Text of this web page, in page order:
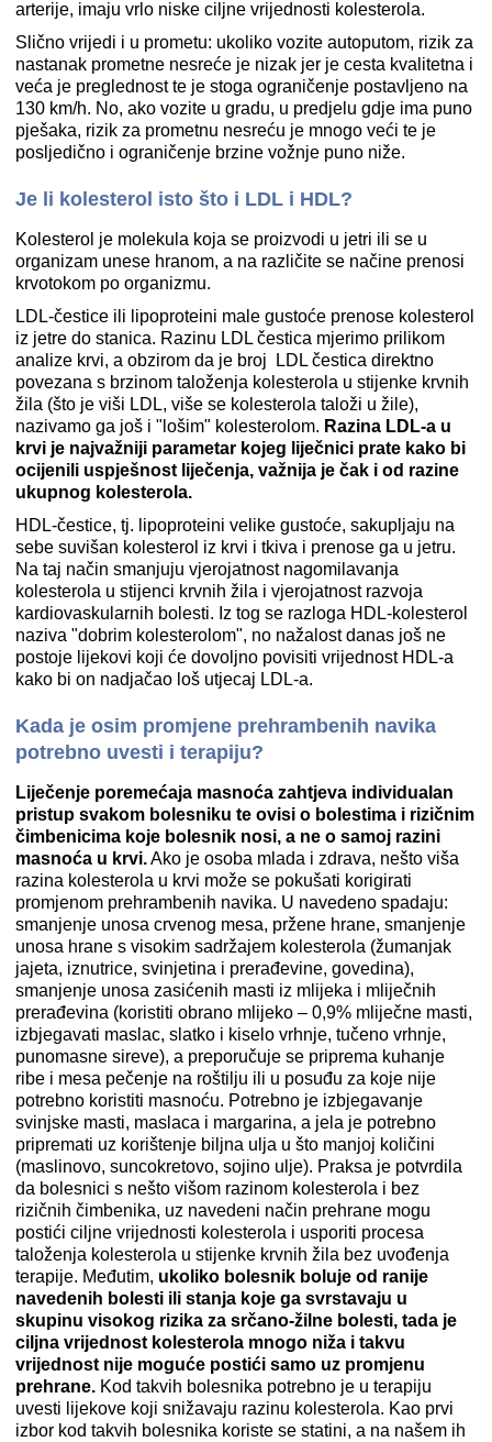
arterije, imaju vrlo niske ciljne vrijednosti kolesterola.
Slično vrijedi i u prometu: ukoliko vozite autoputom, rizik za
nastanak prometne nesreće je nizak jer je cesta kvalitetna i
veća je preglednost te je stoga ograničenje postavljeno na
130 km/h. No, ako vozite u gradu, u predjelu gdje ima puno
pješaka, rizik za prometnu nesreću je mnogo veći te je
posljedično i ograničenje brzine vožnje puno niže.
Je li kolesterol isto što i LDL i HDL?
Kolesterol je molekula koja se proizvodi u jetri ili se u
organizam unese hranom, a na različite se načine prenosi
krvotokom po organizmu.
LDL-čestice ili lipoproteini male gustoće prenose kolesterol
iz jetre do stanica. Razinu LDL čestica mjerimo prilikom
analize krvi, a obzirom da je broj LDL čestica direktno
povezana s brzinom taloženja kolesterola u stijenke krvnih
žila (što je viši LDL, više se kolesterola taloži u žile),
nazivamo ga još i "lošim" kolesterolom. Razina LDL-a u
krvi je najvažniji parametar kojeg liječnici prate kako bi
ocijenili uspješnost liječenja, važnija je čak i od razine
ukupnog kolesterola.
HDL-čestice, tj. lipoproteini velike gustoće, sakupljaju na
sebe suvišan kolesterol iz krvi i tkiva i prenose ga u jetru.
Na taj način smanjuju vjerojatnost nagomilavanja
kolesterola u stijenci krvnih žila i vjerojatnost razvoja
kardiovaskularnih bolesti. Iz tog se razloga HDL-kolesterol
naziva "dobrim kolesterolom", no nažalost danas još ne
postoje lijekovi koji će dovoljno povisiti vrijednost HDL-a
kako bi on nadjačao loš utjecaj LDL-a.
Kada je osim promjene prehrambenih navika
potrebno uvesti i terapiju?
Liječenje poremećaja masnoća zahtjeva individualan
pristup svakom bolesniku te ovisi o bolestima i rizičnim
čimbenicima koje bolesnik nosi, a ne o samoj razini
masnoća u krvi.Ako je osoba mlada i zdrava, nešto viša
razina kolesterola u krvi može se pokušati korigirati
promjenom prehrambenih navika. U navedeno spadaju:
smanjenje unosa crvenog mesa, pržene hrane, smanjenje
unosa hrane s visokim sadržajem kolesterola (žumanjak
jajeta, iznutrice, svinjetina i prerađevine, govedina),
smanjenje unosa zasićenih masti iz mlijeka i mliječnih
prerađevina (koristiti obrano mlijeko – 0,9% mliječne masti,
izbjegavati maslac, slatko i kiselo vrhnje, tučeno vrhnje,
punomasne sireve), a preporučuje se priprema kuhanje
ribe i mesa pečenje na roštilju ili u posuđu za koje nije
potrebno koristiti masnoću. Potrebno je izbjegavanje
svinjske masti, maslaca i margarina, a jela je potrebno
pripremati uz korištenje biljna ulja u što manjoj količini
(maslinovo, suncokretovo, sojino ulje). Praksa je potvrdila
da bolesnici s nešto višom razinom kolesterola i bez
rizičnih čimbenika, uz navedeni način prehrane mogu
postići ciljne vrijednosti kolesterola i usporiti procesa
taloženja kolesterola u stijenke krvnih žila bez uvođenja
terapije. Međutim, ukoliko bolesnik boluje od ranije
navedenih bolesti ili stanja koje ga svrstavaju u
skupinu visokog rizika za srčano-žilne bolesti, tada je
ciljna vrijednost kolesterola mnogo niža i takvu
vrijednost nije moguće postići samo uz promjenu
prehrane. Kod takvih bolesnika potrebno je u terapiju
uvesti lijekove koji snižavaju razinu kolesterola. Kao prvi
izbor kod takvih bolesnika koriste se statini, a na našem ih